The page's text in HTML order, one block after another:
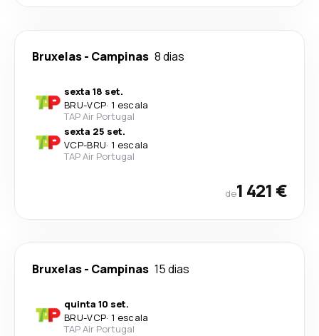
Bruxelas- Campinas 8 dias
sexta 18 set.
BRU-VCP· 1 escala
TAP Air Portugal
sexta 25 set.
VCP-BRU· 1 escala
TAP Air Portugal
de1 421 €
Bruxelas- Campinas 15 dias
quinta 10 set.
BRU-VCP· 1 escala
TAP Air Portugal